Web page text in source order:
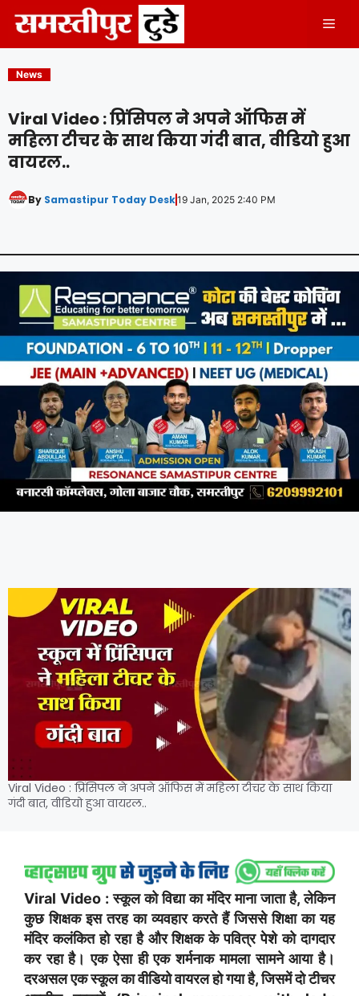
content
News
Viral Video : प्रिंसिपल ने अपने ऑफिस में
महिला टीचर के साथ किया गंदी बात, वीडियो हुआ
वायरल..
By Samastipur Today Desk19 Jan, 2025 2:40 PM
Viral Video : प्रिंसिपल ने अपने ऑफिस में महिला टीचर के साथ किया
गंदी बात, वीडियो हुआ वायरल..
Viral Video : स्कूल को विद्या का मंदिर माना जाता है, लेकिन
कुछ शिक्षक इस तरह का व्यवहार करते हैं जिससे शिक्षा का यह
मंदिर कलंकित हो रहा है और शिक्षक के पवित्र पेशे को दागदार
कर रहा है। एक ऐसा ही एक शर्मनाक मामला सामने आया है।
दरअसल एक स्कूल का वीडियो वायरल हो गया है, जिसमें दो टीचर